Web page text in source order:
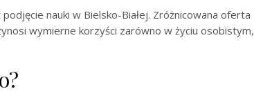
nauki w Bielsko-Białej. Zróżnicowana oferta
wymierne korzyści zarówno w życiu osobistym,